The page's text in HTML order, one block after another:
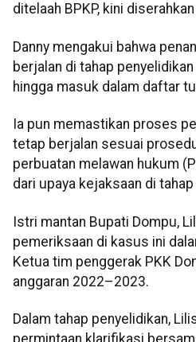
ditelaah BPKP, kini
Danny mengakui bahwa
berjalan di tahap
hingga masuk dalam daftar
Ia pun memastikan proses
tetap berjalan sesuai
perbuatan melawan hukum
dari upaya kejaksaan di
Istri mantan Bupati Dompu,
pemeriksaan di kasus ini
Ketua tim penggerak PKK
anggaran 2022–2023.
Dalam tahap penyelidikan,
permintaan klarifikasi